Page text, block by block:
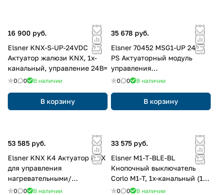
16 900 руб.
Elsner KNX-S-UP-24VDC
Актуатор жалюзи KNX, 1х-
канальный, управление 24В=
0 0 В наличии
В корзину
35 678 руб.
Elsner 70452 MSG1-UP 24 V
PS Актуаторный модуль
управления
электромоторами 24В=,
локального и центрального
управления
0 0 В наличии
В корзину
53 585 руб.
Elsner KNX K4 Актуатор KNX
для управления
нагревательными/
охлаждающими
0 0 В наличии
33 575 руб.
Elsner M1-T-BLE-BL
Кнопочный выключатель
Corlo M1-T, 1х-канальный (1
кнопка), NTC сенсор, цвет:
0 0 В наличии